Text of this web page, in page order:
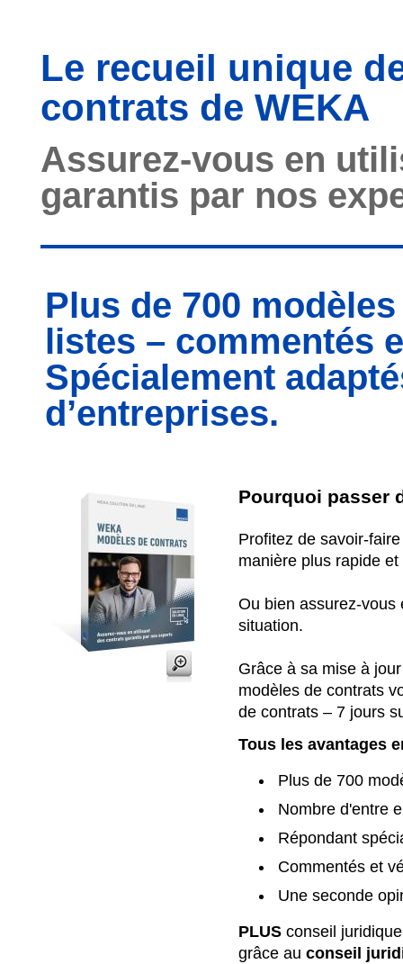
Le recueil unique
contrats de WEKA
Assurez-vous en
garantis par nos
Plus de 700
listes – commentés
Spécialement
d’entreprises.
Pourquoi passer
Profitez de savoir-
manière plus rapide
Ou bien assurez-vous
situation.
Grâce à sa mise à
modèles de contrats
de contrats – 7 jours
Tous les avantages
Plus de 700
Nombre d'entre
Répondant
Commentés et
Une seconde
PLUS conseil
grâce au conseil